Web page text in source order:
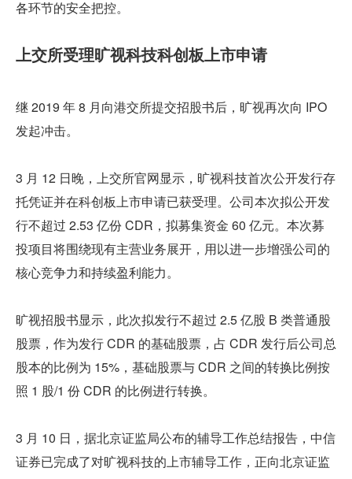
各环节的安全把控。
上交所受理旷视科技科创板上市申请
继 2019 年 8 月向港交所提交招股书后，旷视再次向 IPO
发起冲击。
3 月 12 日晚，上交所官网显示，旷视科技首次公开发行存
托凭证并在科创板上市申请已获受理。公司本次拟公开发
行不超过 2.53 亿份 CDR，拟募集资金 60 亿元。本次募
投项目将围绕现有主营业务展开，用以进一步增强公司的
核心竞争力和持续盈利能力。
旷视招股书显示，此次拟发行不超过 2.5 亿股 B 类普通股
股票，作为发行 CDR 的基础股票，占 CDR 发行后公司总
股本的比例为 15%，基础股票与 CDR 之间的转换比例按
照 1 股/1 份 CDR 的比例进行转换。
3 月 10 日，据北京证监局公布的辅导工作总结报告，中信
证券已完成了对旷视科技的上市辅导工作，正向北京证监